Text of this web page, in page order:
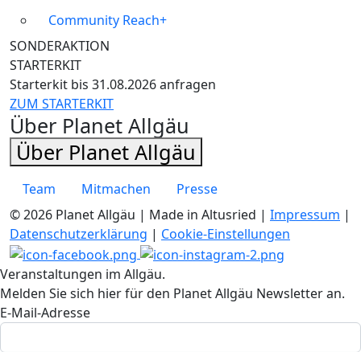
Community Reach+
SONDERAKTION
STARTERKIT
Starterkit bis 31.08.2026 anfragen
ZUM STARTERKIT
Über Planet Allgäu
Über Planet Allgäu
Team Mitmachen
Presse
© 2026 Planet Allgäu | Made in Altusried | Impressum |
Datenschutzerklärung | Cookie-Einstellungen
Veranstaltungen im Allgäu.
Melden Sie sich hier für den Planet Allgäu Newsletter an.
E-Mail-Adresse